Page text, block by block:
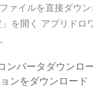
ァイルを直接ダウ
を開く アプリドロ
ンバータダウンロ
ンをダウンロード